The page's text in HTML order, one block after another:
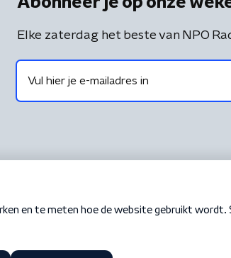
Elke zaterdag het beste van NPO